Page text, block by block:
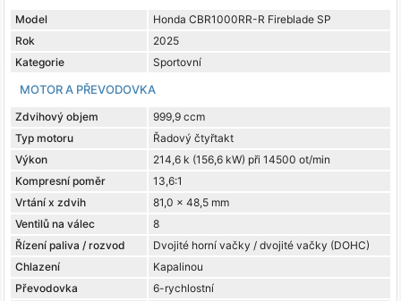
Model
Honda CBR1000RR-R Fireblade SP
Rok
2025
Kategorie
Sportovní
MOTOR A PŘEVODOVKA
Zdvihový objem
999,9 ccm
Typ motoru
Řadový čtyřtakt
Výkon
214,6 k (156,6 kW) při 14500 ot/min
Kompresní poměr
13,6:1
Vrtání x zdvih
81,0 x 48,5 mm
Ventilů na válec
8
Řízení paliva / rozvod
Dvojité horní vačky / dvojité vačky (DOHC)
Chlazení
Kapalinou
Převodovka
6-rychlostní